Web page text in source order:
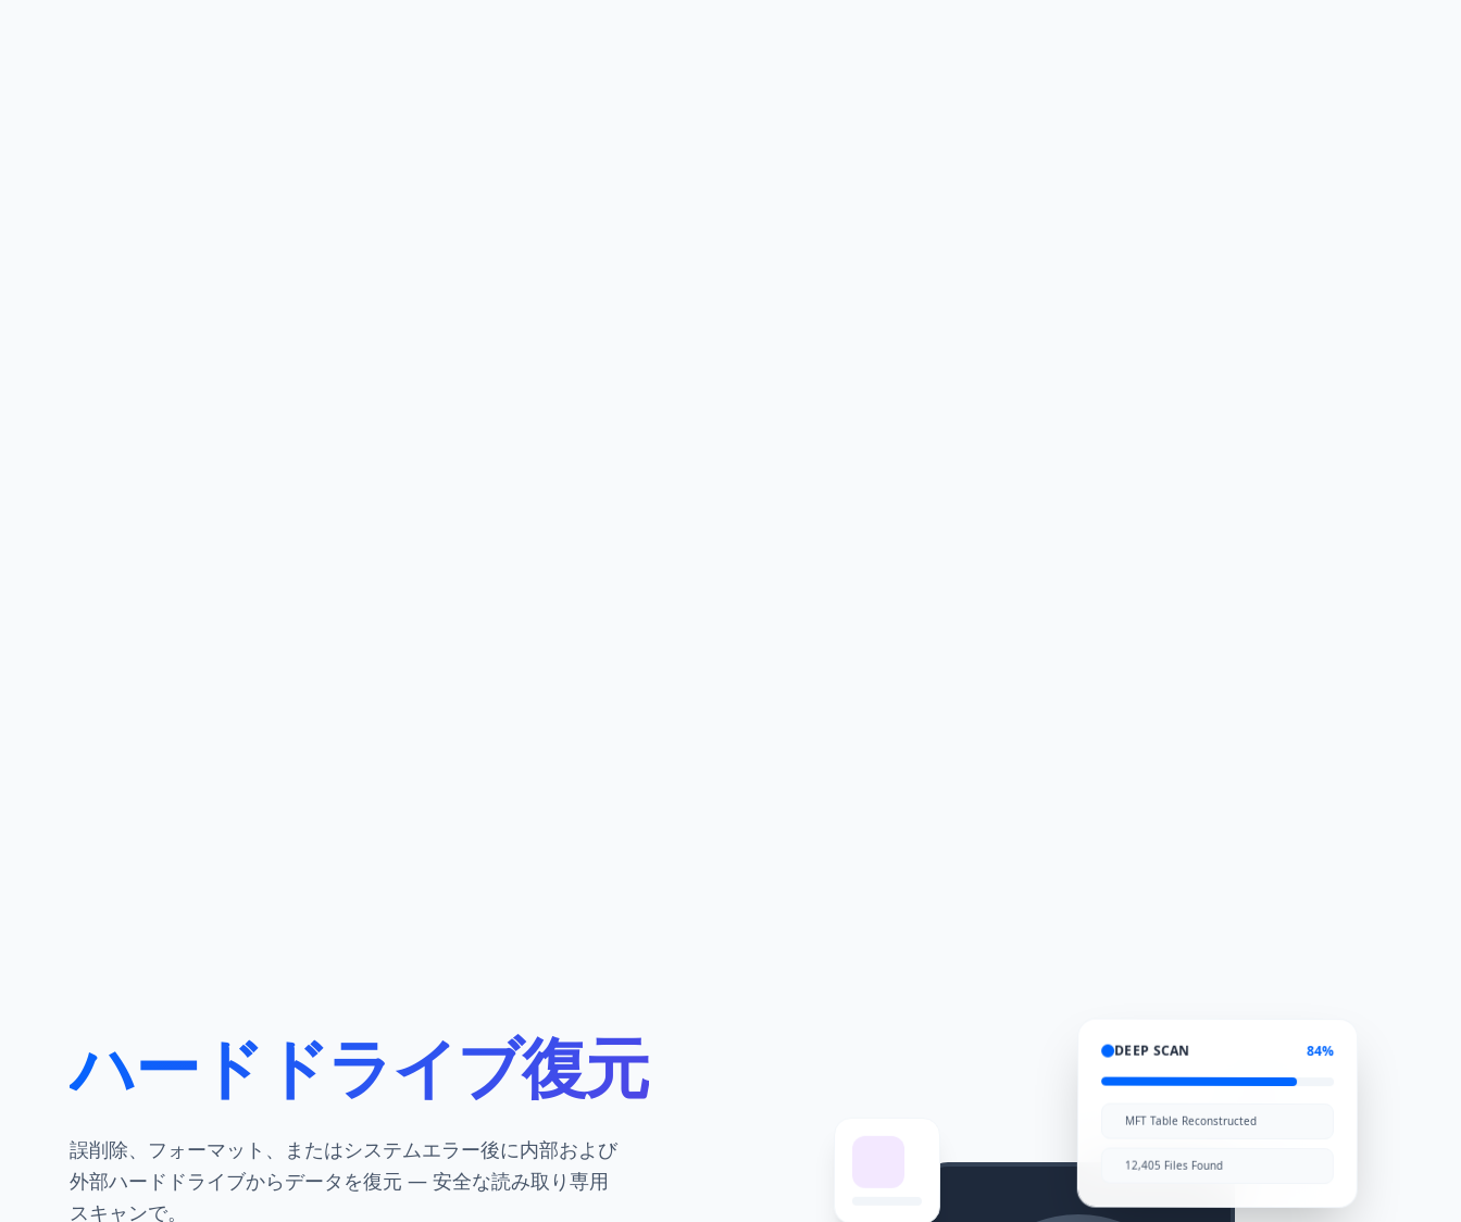
ハードドライブ復元
誤削除、フォーマット、またはシステムエラー後に内部および
外部ハードドライブからデータを復元 — 安全な読み取り専用
スキャンで。
DEEP SCAN 84%
MFT Table Reconstructed
12,405 Files Found